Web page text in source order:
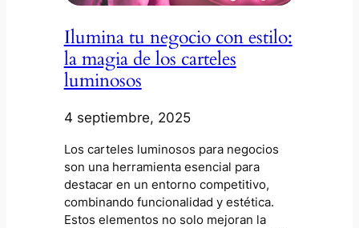
Ilumina tu negocio con estilo:
la magia de los carteles
luminosos
4 septiembre, 2025
Los carteles luminosos para negocios
son una herramienta esencial para
destacar en un entorno competitivo,
combinando funcionalidad y estética.
Estos elementos no solo mejoran la